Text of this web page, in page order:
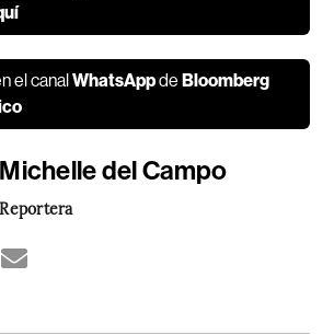
el canalWhatsAppdeBloomberg
Michelle del Campo
Reportera